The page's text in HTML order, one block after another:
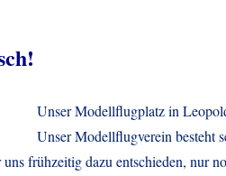
UnserModellflugplatz in
Unser Modellflugverein besteht
frühzeitig dazu entschieden, nur